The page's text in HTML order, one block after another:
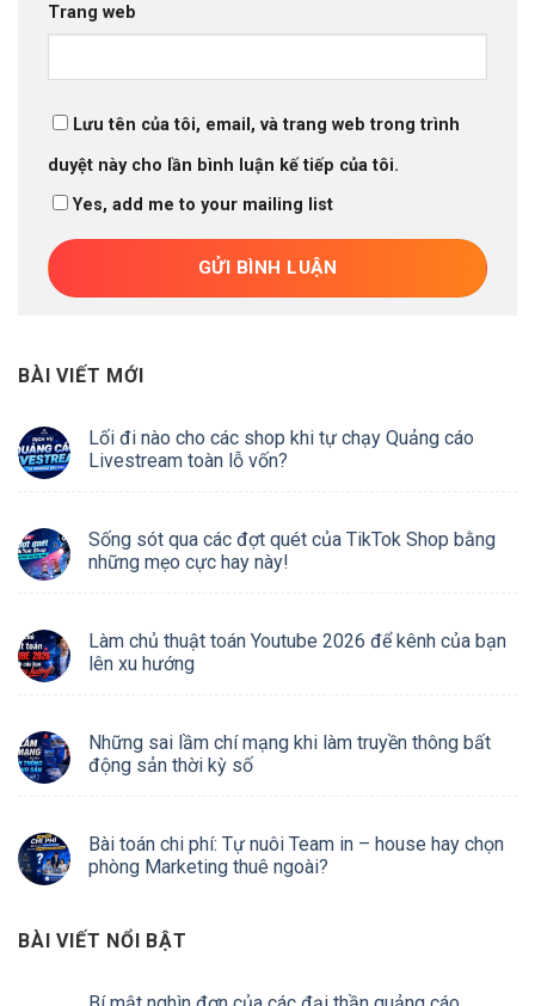
Trang web
Lưu tên của tôi, email, và trang web trong trình
duyệt này cho lần bình luận kế tiếp của tôi.
Yes, add me to your mailing list
BÀI VIẾT MỚI
Lối đi nào cho các shop khi tự chạy Quảng cáo
Livestream toàn lỗ vốn?
Sống sót qua các đợt quét của TikTok Shop bằng
những mẹo cực hay này!
Làm chủ thuật toán Youtube 2026 để kênh của bạn
lên xu hướng
Những sai lầm chí mạng khi làm truyền thông bất
động sản thời kỳ số
Bài toán chi phí: Tự nuôi Team in – house hay chọn
phòng Marketing thuê ngoài?
BÀI VIẾT NỔI BẬT